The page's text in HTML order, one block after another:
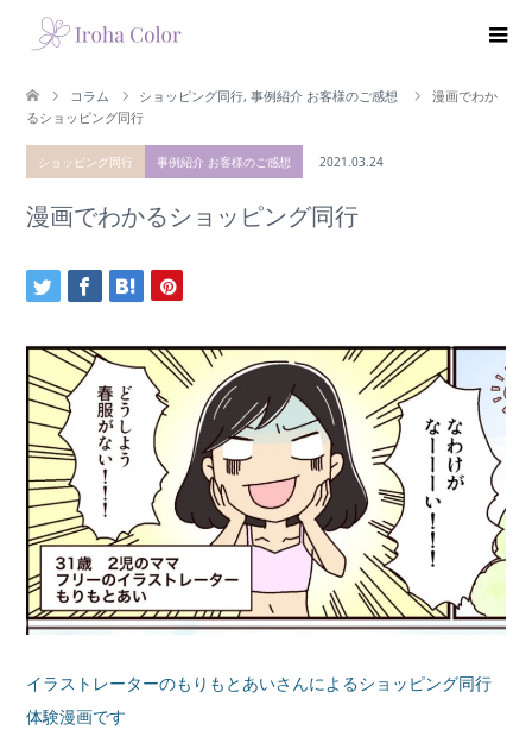
コラム ショッピング同行, 事例紹介 お客様のご感想
漫画でわか
るショッピング同行
ショッピング同行 事例紹介 お客様のご感想 2021.03.24
漫画でわかるショッピング同行
イラストレーターのもりもとあいさんによるショッピング同行
体験漫画です